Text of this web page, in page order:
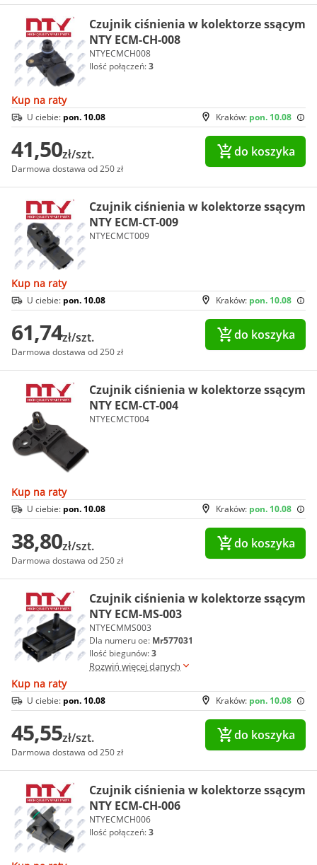
Czujnik ciśnienia w kolektorze ssącym
NTY ECM-CH-008
NTYECMCH008
Ilość połączeń:3
Kup na raty
Kraków: pon. 10.08
U ciebie: pon. 10.08
41,50zł/szt.
Darmowa dostawa od 250 zł
do koszyka
Czujnik ciśnienia w kolektorze ssącym
NTY ECM-CT-009
NTYECMCT009
Kup na raty
Kraków: pon. 10.08
U ciebie: pon. 10.08
61,74zł/szt.
Darmowa dostawa od 250 zł
do koszyka
Czujnik ciśnienia w kolektorze ssącym
NTY ECM-CT-004
NTYECMCT004
Kup na raty
Kraków: pon. 10.08
U ciebie: pon. 10.08
38,80zł/szt.
Darmowa dostawa od 250 zł
do koszyka
Czujnik ciśnienia w kolektorze ssącym
NTY ECM-MS-003
NTYECMMS003
Dla numeru oe: Mr577031
Ilość biegunów:3
Rozwiń więcej danych
Kup na raty
Kraków: pon. 10.08
U ciebie: pon. 10.08
45,55zł/szt.
Darmowa dostawa od 250 zł
do koszyka
Czujnik ciśnienia w kolektorze ssącym
NTY ECM-CH-006
NTYECMCH006
Ilość połączeń:3